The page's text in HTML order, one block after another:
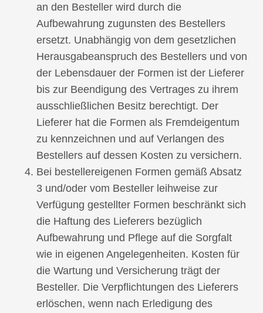
an den Besteller wird durch die
Aufbewahrung zugunsten des Bestellers
ersetzt. Unabhängig von dem gesetzlichen
Herausgabeanspruch des Bestellers und von
der Lebensdauer der Formen ist der Lieferer
bis zur Beendigung des Vertrages zu ihrem
ausschließlichen Besitz berechtigt. Der
Lieferer hat die Formen als Fremdeigentum
zu kennzeichnen und auf Verlangen des
Bestellers auf dessen Kosten zu versichern.
Bei bestellereigenen Formen gemäß Absatz
3 und/oder vom Besteller leihweise zur
Verfügung gestellter Formen beschränkt sich
die Haftung des Lieferers bezüglich
Aufbewahrung und Pflege auf die Sorgfalt
wie in eigenen Angelegenheiten. Kosten für
die Wartung und Versicherung trägt der
Besteller. Die Verpflichtungen des Lieferers
erlöschen, wenn nach Erledigung des